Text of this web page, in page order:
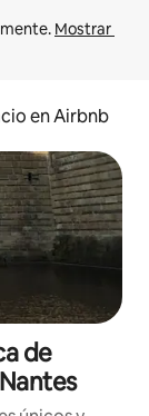
Mostrar
en Airbnb
de